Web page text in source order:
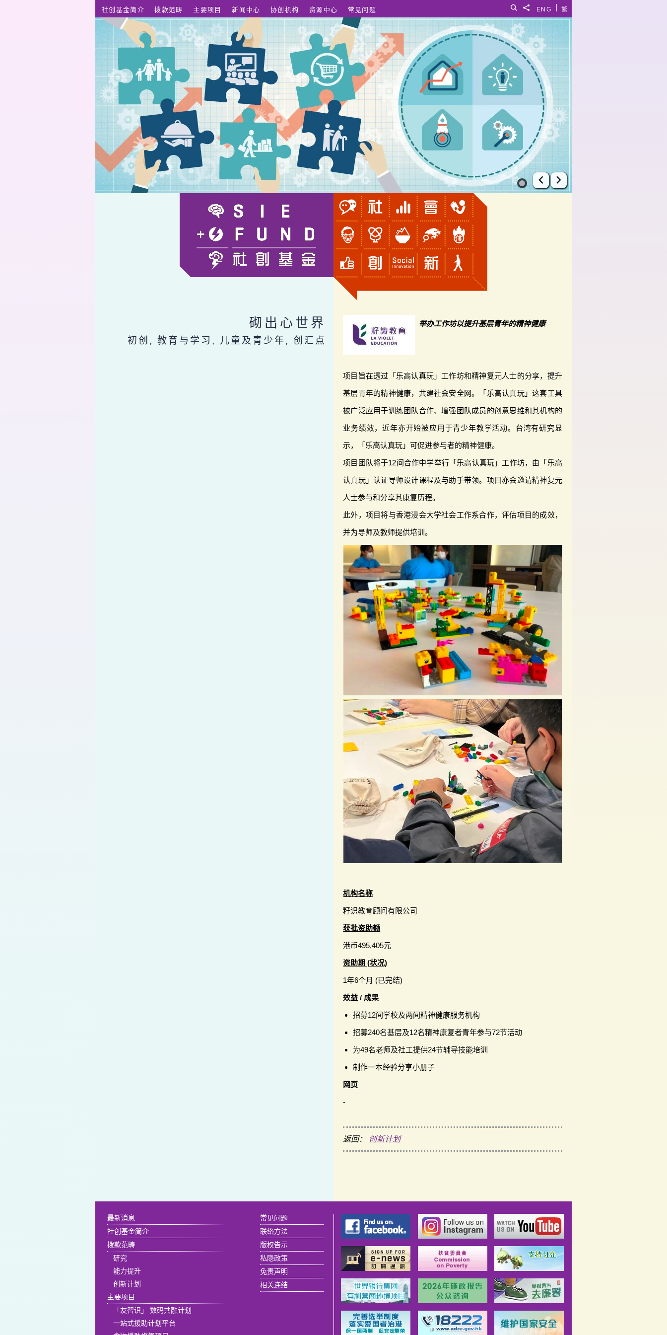
繁
ENG
分享給
搜寻
社创基金简介 拨款范畴 主要项目 新闻中心 协创机构 资源中心 常见问题
上一张幻灯片
下一张幻灯片
砌出心世界
初创, 教育与学习, 儿童及青少年, 创汇点
举办工作坊以提升基层青年的精神健康
项目旨在透过「乐高认真玩」工作坊和精神复元人士的分享，提升
基层青年的精神健康，共建社会安全网。「乐高认真玩」这套工具
被广泛应用于训练团队合作、增强团队成员的创意思维和其机构的
业务绩效，近年亦开始被应用于青少年教学活动。台湾有研究显
示，「乐高认真玩」可促进参与者的精神健康。
项目团队将于12间合作中学举行「乐高认真玩」工作坊，由「乐高
认真玩」认证导师设计课程及与助手带领。项目亦会邀请精神复元
人士参与和分享其康复历程。
此外，项目将与香港浸会大学社会工作系合作，评估项目的成效，
并为导师及教师提供培训。
机构名称
籽识教育顾问有限公司
获批资助额
港币495,405元
资助期 (状况)
1年6个月 (已完结)
效益 / 成果
招募12间学校及两间精神健康服务机构
招募240名基层及12名精神康复者青年参与72节活动
为49名老师及社工提供24节辅导技能培训
制作一本经验分享小册子
网页
-
返回： 创新计划
最新消息
社创基金简介
拨款范畴
研究
能力提升
创新计划
主要项目
「友智识」 数码共融计划
一站式援助计划平台
常见问题
联络方法
版权告示
私隐政策
免责声明
相关连结